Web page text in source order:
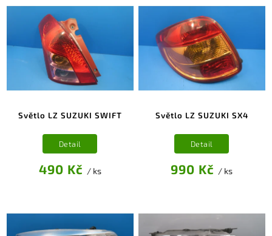
Světlo LZ SUZUKI SWIFT
490 Kč / ks
Detail
Světlo LZ SUZUKI SX4
990 Kč / ks
Detail